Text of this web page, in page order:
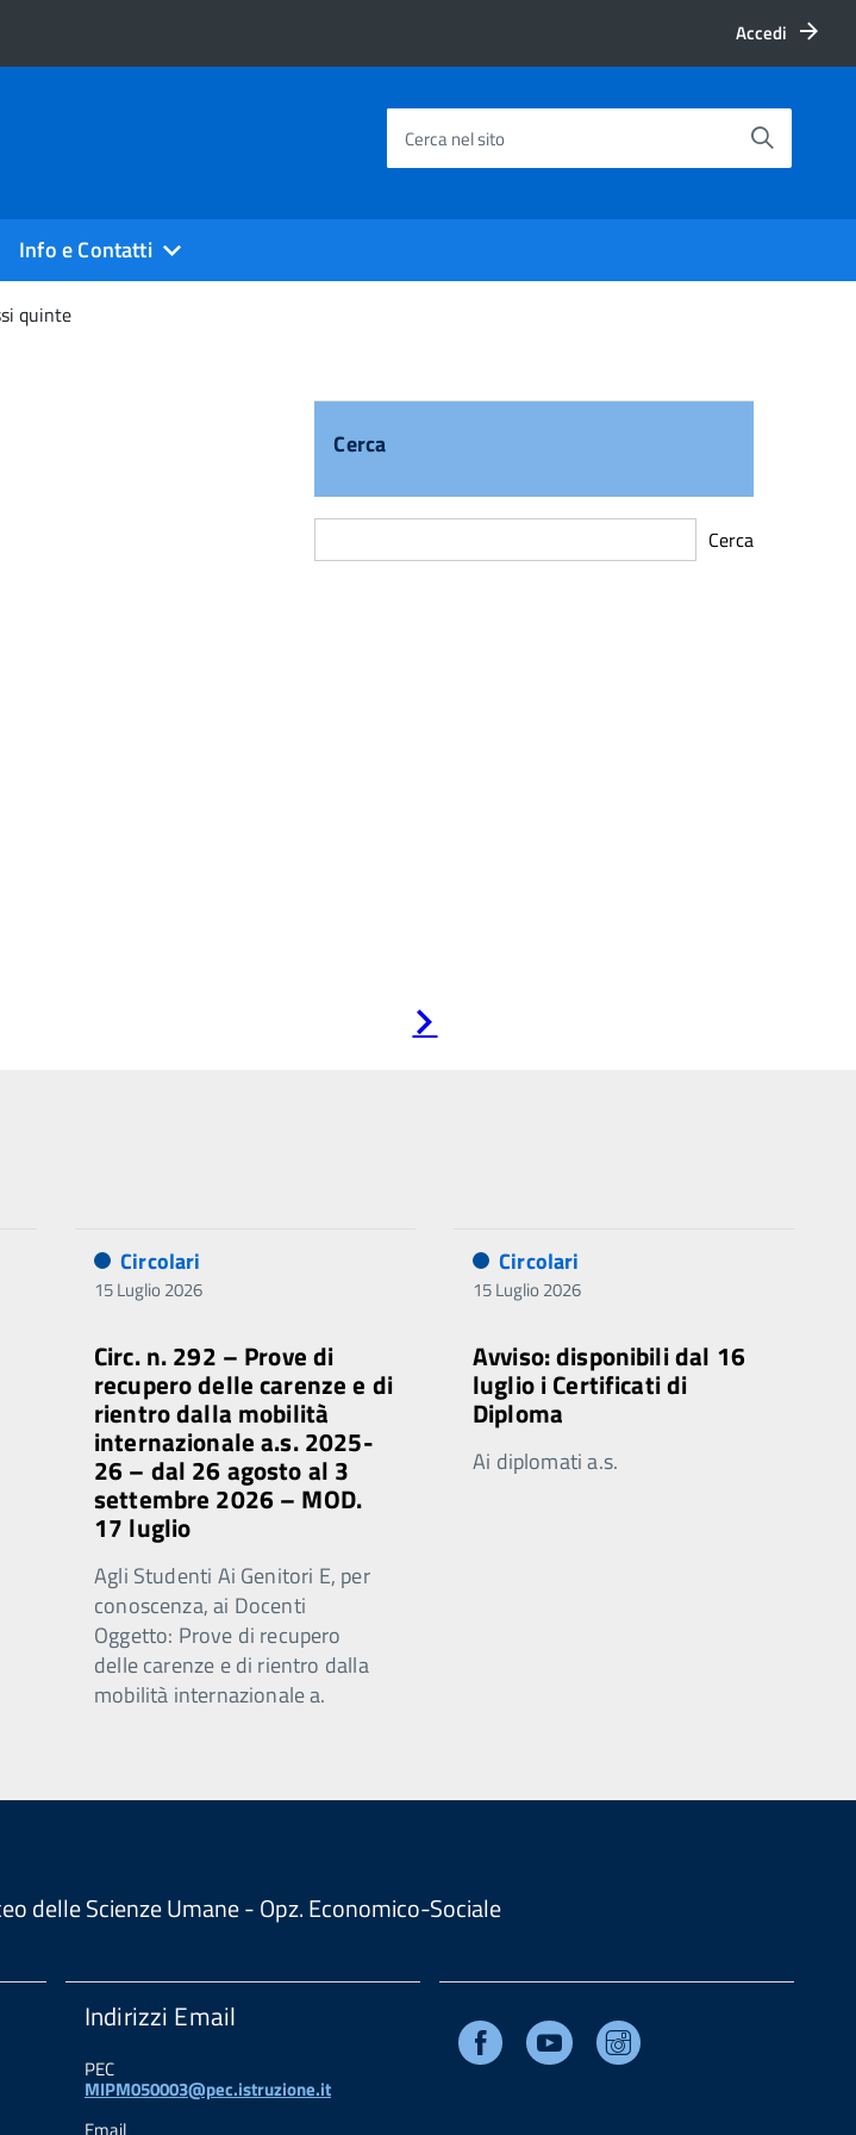
Accedi
Cerca nel sito
Info e Contatti
quinte
Cerca
Cerca
successiva
Circolari
15 Luglio 2026
Circ. n. 292 – Prove di
recupero delle carenze e di
rientro dalla mobilità
internazionale a.s. 2025-
26 – dal 26 agosto al 3
settembre 2026 – MOD.
17 luglio
Agli Studenti Ai Genitori E, per
conoscenza, ai Docenti
Oggetto: Prove di recupero
delle carenze e di rientro dalla
mobilità internazionale a.
Circolari
15 Luglio 2026
Avviso: disponibili dal 16
luglio i Certificati di
Diploma
Ai diplomati a.s.
delle Scienze Umane - Opz. Economico-Sociale
Indirizzi Email
PEC
MIPM050003@pec.istruzione.it
Facebook Youtube